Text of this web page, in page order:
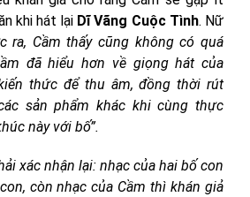
khi hát lại Dĩ Vãng Cuộc Tình. Nữ
ra, Cầm thấy cũng không có quá
đã hiểu hơn về giọng hát của
thức để thu âm, đồng thời rút
sản phẩm khác khi cùng thực
này với bố”.
xác nhận lại: nhạc của hai bố con
còn nhạc của Cầm thì khán giả